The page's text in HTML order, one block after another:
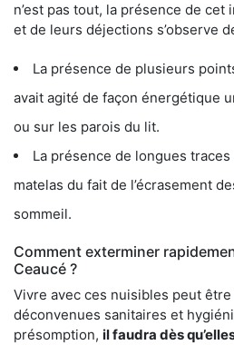
n’est pas tout, la présence de
et de leurs déjections s’observe
La présence de plusieurs
avait agité de façon énergétique
ou sur les parois du lit.
La présence de longues
matelas du fait de l’écrasement
sommeil.
Comment exterminer
Ceaucé ?
Vivre avec ces nuisibles peut
déconvenues sanitaires et
présomption, il faudra dès